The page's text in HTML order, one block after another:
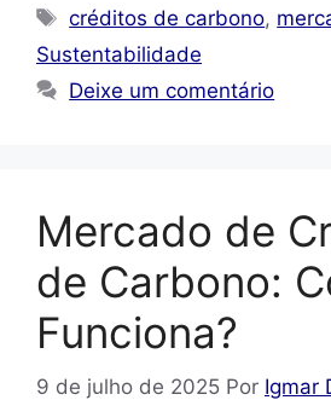
Tags
créditos de carbono,
Sustentabilidade
Deixe um comentário
Mercado de
de Carbono:
Funciona?
9 de julho de 2025 Por Igmar